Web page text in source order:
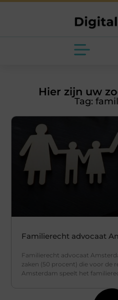
Hier zijn uw
Tag:
Familierecht advocaat
Familierecht advocaat
zaken (50 procent) die voor de
Amsterdam speelt het